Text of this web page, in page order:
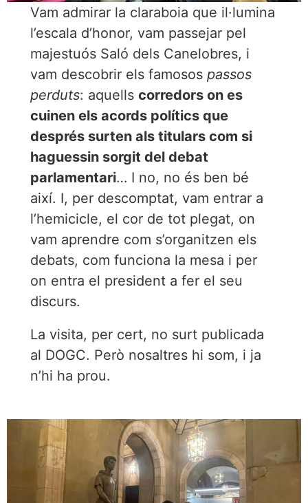
Vam admirar la claraboia que il·lumina
l’escala d’honor, vam passejar pel
majestuós Saló dels Canelobres, i
vam descobrir els famosospassos
perduts: aquellscorredors on es
cuinen els acords polítics que
després surten als titulars com si
haguessin sorgit del debat
parlamentari… I no, no és ben bé
així. I, per descomptat, vam entrar a
l’hemicicle, el cor de tot plegat, on
vam aprendre com s’organitzen els
debats, com funciona la mesa i per
on entra el president a fer el seu
discurs.
La visita, per cert, no surt publicada
al DOGC. Però nosaltres hi som, i ja
n’hi ha prou.